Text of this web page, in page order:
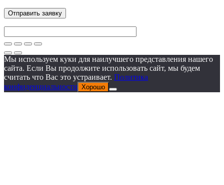
Мы используем куки для наилучшего представления нашего
сайта. Если Вы продолжите использовать сайт, мы будем
считать что Вас это устраивает. Политика
конфиденциальности Хорошо